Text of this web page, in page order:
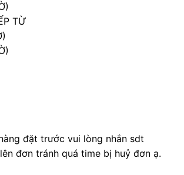
TỪ
đặt trước vui lòng nhắn sdt
đơn tránh quá time bị huỷ đơn ạ.